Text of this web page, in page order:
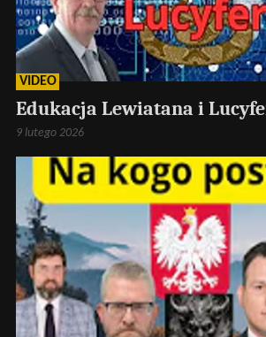
VIDEO
Edukacja Lewiatana i
9 lutego 2026